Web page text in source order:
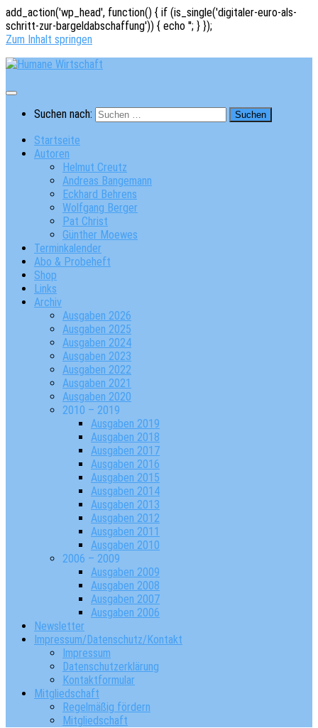
add_action('wp_head', function() { if (is_single('digitaler-euro-als-
schritt-zur-bargeldabschaffung')) { echo ''; } });
Zum Inhalt springen
Suchen nach:
Startseite
Autoren
Helmut Creutz
Andreas Bangemann
Eckhard Behrens
Wolfgang Berger
Pat Christ
Günther Moewes
Terminkalender
Abo & Probeheft
Shop
Links
Archiv
Ausgaben 2026
Ausgaben 2025
Ausgaben 2024
Ausgaben 2023
Ausgaben 2022
Ausgaben 2021
Ausgaben 2020
2010 – 2019
Ausgaben 2019
Ausgaben 2018
Ausgaben 2017
Ausgaben 2016
Ausgaben 2015
Ausgaben 2014
Ausgaben 2013
Ausgaben 2012
Ausgaben 2011
Ausgaben 2010
2006 – 2009
Ausgaben 2009
Ausgaben 2008
Ausgaben 2007
Ausgaben 2006
Newsletter
Impressum/Datenschutz/Kontakt
Impressum
Datenschutzerklärung
Kontaktformular
Mitgliedschaft
Regelmäßig fördern
Mitgliedschaft